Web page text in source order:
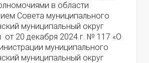
в области
Совета муниципального
муниципальный округ
от 20 декабря 2024 г. № 117 «О
муниципального
муниципальный округ